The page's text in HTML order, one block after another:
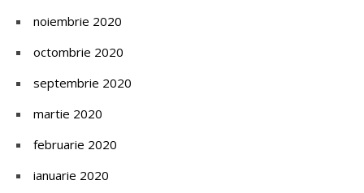
noiembrie 2020
octombrie 2020
septembrie 2020
martie 2020
februarie 2020
ianuarie 2020